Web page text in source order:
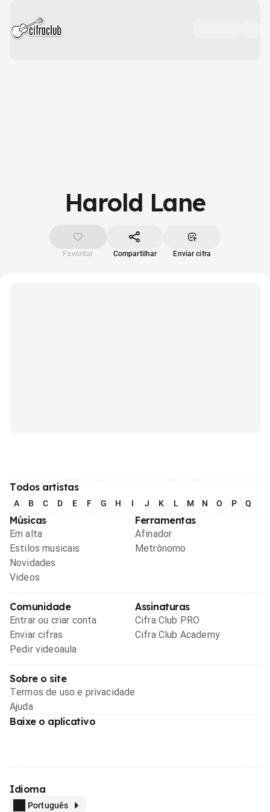
Harold Lane
Favoritar Compartilhar Enviar cifra
Todos artistas
A B C D E F G H I J K L M N O P Q
Músicas
Em alta
Estilos musicais
Novidades
Videos
Ferramentas
Afinador
Metrônomo
Comunidade
Entrar ou criar conta
Enviar cifras
Pedir videoaula
Assinaturas
Cifra Club PRO
Cifra Club Academy
Sobre o site
Termos de uso e privacidade
Ajuda
Baixe o aplicativo
Idioma
Português